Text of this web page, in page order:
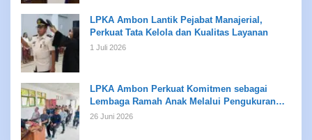
LPKA Ambon Lantik Pejabat Manajerial,
Perkuat Tata Kelola dan Kualitas Layanan
1 Juli 2026
LPKA Ambon Perkuat Komitmen sebagai
Lembaga Ramah Anak Melalui Pengukuran
Standar LPKRA
26 Juni 2026